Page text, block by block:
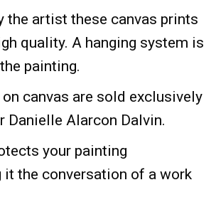
the artist these canvas prints
quality. A hanging system is
painting.
canvas are sold exclusively
Danielle Alarcon Dalvin.
your painting
it the conversation of a work